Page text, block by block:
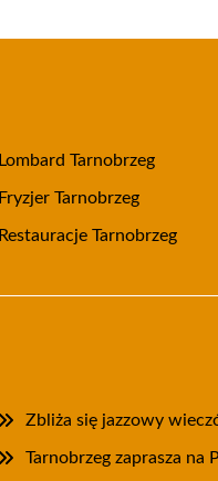
Lombard Tarnobrzeg
Fryzjer Tarnobrzeg
Restauracje Tarnobrzeg
Zbliża się jazzowy
Tarnobrzeg zaprasza